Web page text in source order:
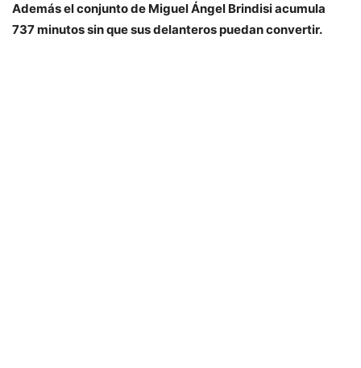
Además el conjunto de Miguel Ángel Brindisi acumula
737 minutos sin que sus delanteros puedan convertir.